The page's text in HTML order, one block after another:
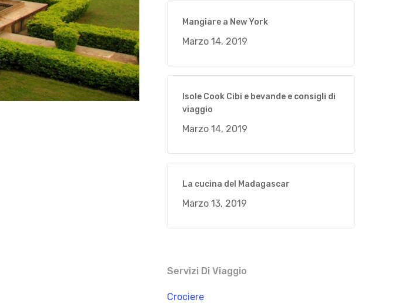
Mangiare a New York
Marzo 14, 2019
Isole Cook Cibi e bevande e consigli di
viaggio
Marzo 14, 2019
La cucina del Madagascar
Marzo 13, 2019
Servizi Di Viaggio
Crociere